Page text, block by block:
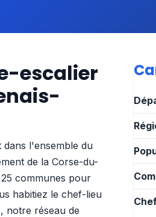
escalier
dans l'ensemble du
de la Corse-du-
communes pour
habitiez le chef-lieu
notre réseau de